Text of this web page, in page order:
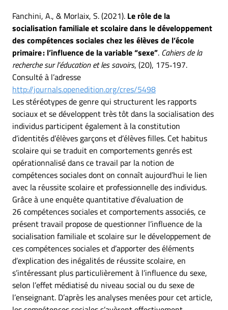
Fanchini, A., & Morlaix, S. (2021). Le rôle de la
socialisation familiale et scolaire dans le développement
des compétences sociales chez les élèves de l’école
primaire : l’influence de la variable “sexe”. Cahiers de la
recherche sur l’éducation et les savoirs, (20), 175‑197.
Consulté à l’adresse
http://journals.openedition.org/cres/5498
Les stéréotypes de genre qui structurent les rapports
sociaux et se développent très tôt dans la socialisation des
individus participent également à la constitution
d’identités d’élèves garçons et d’élèves filles. Cet habitus
scolaire qui se traduit en comportements genrés est
opérationnalisé dans ce travail par la notion de
compétences sociales dont on connaît aujourd’hui le lien
avec la réussite scolaire et professionnelle des individus.
Grâce à une enquête quantitative d’évaluation de
26 compétences sociales et comportements associés, ce
présent travail propose de questionner l’influence de la
socialisation familiale et scolaire sur le développement de
ces compétences sociales et d’apporter des éléments
d’explication des inégalités de réussite scolaire, en
s’intéressant plus particulièrement à l’influence du sexe,
selon l’effet médiatisé du niveau social ou du sexe de
l’enseignant. D’après les analyses menées pour cet article,